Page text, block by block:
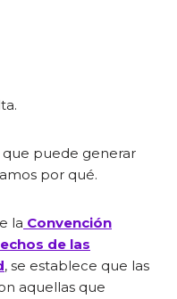
que puede generar
por qué.
la Convención
de las
, se establece que las
aquellas que